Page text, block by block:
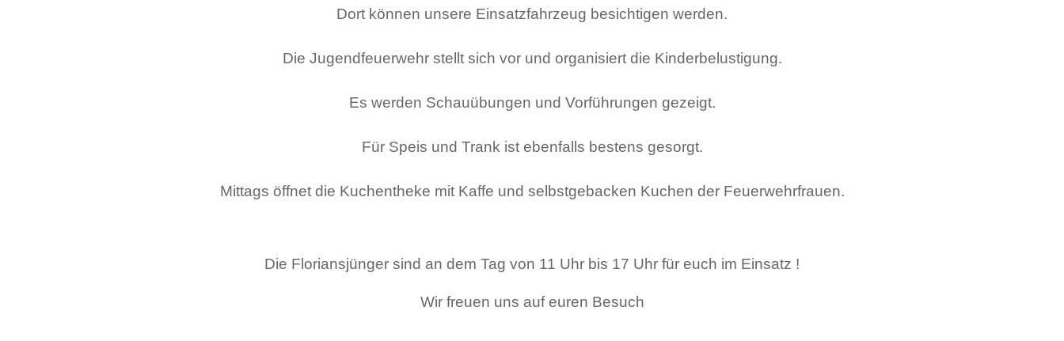
Dort können unsere Einsatzfahrzeug besichtigen werden.
Die Jugendfeuerwehr stellt sich vor und organisiert die Kinderbelustigung.
Es werden Schauübungen und Vorführungen gezeigt.
Für Speis und Trank ist ebenfalls bestens gesorgt.
Mittags öffnet die Kuchentheke mit Kaffe und selbstgebacken Kuchen der Feuerwehrfrauen.
Die Floriansjünger sind an dem Tag von 11 Uhr bis 17 Uhr für euch im Einsatz !
Wir freuen uns auf euren Besuch